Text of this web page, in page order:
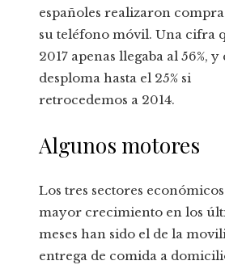
españoles realizaron
su teléfono móvil. Una cifra
2017 apenas llegaba al 56%, y
desploma hasta el 25% si
retrocedemos a 2014.
Algunos motores
Los tres sectores
mayor crecimiento en los
meses han sido el de la
entrega de comida a